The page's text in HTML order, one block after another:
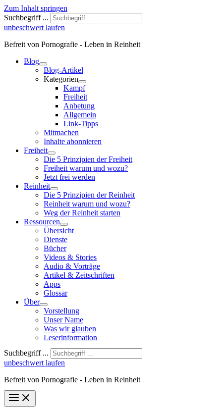
Zum Inhalt springen
Suchbegriff ...
unbeschwert laufen
Befreit von Pornografie - Leben in Reinheit
Blog
Blog-Artikel
Kategorien
Kampf
Freiheit
Anbetung
Allgemein
Link-Tipps
Mitmachen
Inhalte abonnieren
Freiheit
Die 5 Prinzipien der Freiheit
Freiheit warum und wozu?
Jetzt frei werden
Reinheit
Die 5 Prinzipien der Reinheit
Reinheit warum und wozu?
Weg der Reinheit starten
Ressourcen
Übersicht
Dienste
Bücher
Videos & Stories
Audio & Vorträge
Artikel & Zeitschriften
Apps
Glossar
Über
Vorstellung
Unser Name
Was wir glauben
Leser­infor­mation
Suchbegriff ...
unbeschwert laufen
Befreit von Pornografie - Leben in Reinheit